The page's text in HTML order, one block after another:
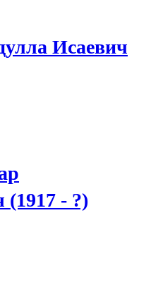
Исаевич
(1917 - ?)